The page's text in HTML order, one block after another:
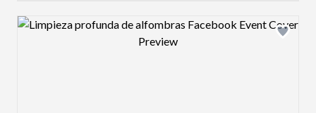
Design preview image